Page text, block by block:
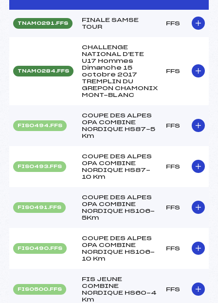
TNAM0291.FFS
FINALE SAMSE
TOUR
FFS
TNAM0284.FFS
CHALLENGE
NATIONAL D'ETE
U17 Hommes
Dimanche 15
octobre 2017
TREMPLIN DU
GREPON CHAMONIX
MONT-BLANC
FFS
FIS0494.FFS
COUPE DES ALPES
OPA COMBINE
NORDIQUE HS87-5
Km
FFS
FIS0493.FFS
COUPE DES ALPES
OPA COMBINE
NORDIQUE HS87-
10 Km
FFS
FIS0491.FFS
COUPE DES ALPES
OPA COMBINE
NORDIQUE HS106-
5Km
FFS
FIS0490.FFS
COUPE DES ALPES
OPA COMBINE
NORDIQUE HS106-
10 Km
FFS
FIS0500.FFS
FIS JEUNE
COMBINE
NORDIQUE HS60-4
Km
FFS